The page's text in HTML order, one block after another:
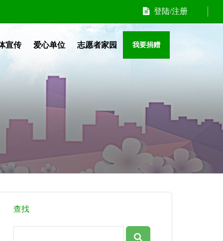
登陆/注册
宣传 爱心单位 志愿者家园 我要捐赠
查找